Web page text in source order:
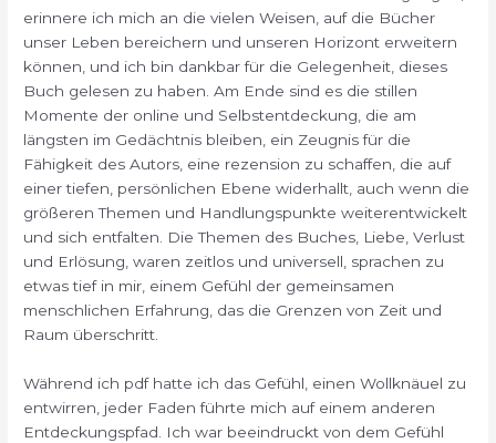
erinnere ich mich an die vielen Weisen, auf die Bücher
unser Leben bereichern und unseren Horizont erweitern
können, und ich bin dankbar für die Gelegenheit, dieses
Buch gelesen zu haben. Am Ende sind es die stillen
Momente der online und Selbstentdeckung, die am
längsten im Gedächtnis bleiben, ein Zeugnis für die
Fähigkeit des Autors, eine rezension zu schaffen, die auf
einer tiefen, persönlichen Ebene widerhallt, auch wenn die
größeren Themen und Handlungspunkte weiterentwickelt
und sich entfalten. Die Themen des Buches, Liebe, Verlust
und Erlösung, waren zeitlos und universell, sprachen zu
etwas tief in mir, einem Gefühl der gemeinsamen
menschlichen Erfahrung, das die Grenzen von Zeit und
Raum überschritt.
Während ich pdf hatte ich das Gefühl, einen Wollknäuel zu
entwirren, jeder Faden führte mich auf einem anderen
Entdeckungspfad. Ich war beeindruckt von dem Gefühl